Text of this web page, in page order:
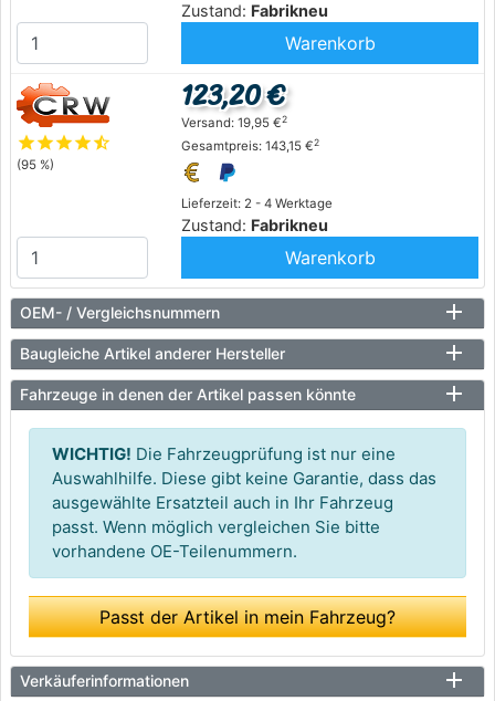
Zustand: Fabrikneu
Warenkorb
starstarstarstarstar_half
(95 %)
Lieferzeit: 2 - 4 Werktage
Zustand: Fabrikneu
123,20 €
Versand: 19,95 €2
Gesamtpreis: 143,15 €2
Warenkorb
OEM- / Vergleichsnummern
Baugleiche Artikel anderer Hersteller
Fahrzeuge in denen der Artikel passen könnte
WICHTIG! Die Fahrzeugprüfung ist nur eine
Auswahlhilfe. Diese gibt keine Garantie, dass das
ausgewählte Ersatzteil auch in Ihr Fahrzeug
passt. Wenn möglich vergleichen Sie bitte
vorhandene OE-Teilenummern.
Passt der Artikel in mein Fahrzeug?
Verkäuferinformationen